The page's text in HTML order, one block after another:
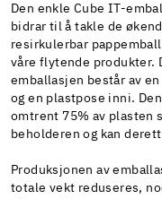
Den enkle Cube IT-
bidrar til å takle de
resirkulerbar
våre flytende produkter.
emballasjen består av
og en plastpose inni.
omtrent 75% av plasten
beholderen og kan
Produksjonen av
totale vekt reduseres,